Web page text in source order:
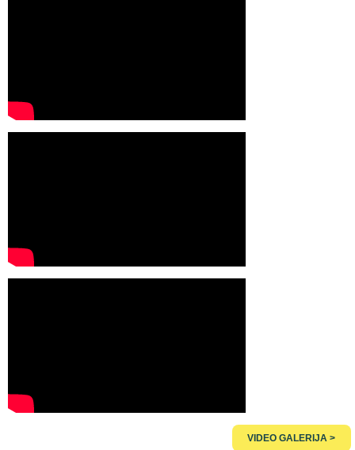
VIDEO GALERIJA >